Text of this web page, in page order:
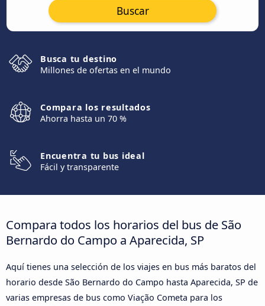
Buscar
Busca tu destino
Millones de ofertas en el mundo
Compara los resultados
Ahorra hasta un 70 %
Encuentra tu bus ideal
Fácil y transparente
Compara todos los horarios del bus de São
Bernardo do Campo a Aparecida, SP
Aquí tienes una selección de los viajes en bus más baratos del
horario desde São Bernardo do Campo hasta Aparecida, SP de
varias empresas de bus como Viação Cometa para los